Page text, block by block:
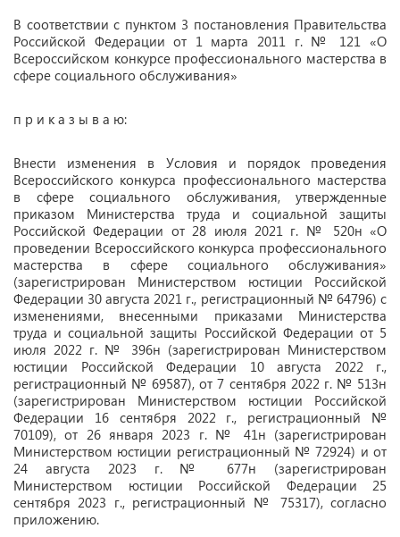
В соответствии с пунктом 3 постановления Правительства
Российской Федерации от 1 марта 2011 г. № 121 «О
Всероссийском конкурсе профессионального мастерства в
сфере социального обслуживания»
п р и к а з ы в а ю:
Внести изменения в Условия и порядок проведения
Всероссийского конкурса профессионального мастерства
в сфере социального обслуживания, утвержденные
приказом Министерства труда и социальной защиты
Российской Федерации от 28 июля 2021 г. № 520н «О
проведении Всероссийского конкурса профессионального
мастерства в сфере социального обслуживания»
(зарегистрирован Министерством юстиции Российской
Федерации 30 августа 2021 г., регистрационный № 64796) с
изменениями, внесенными приказами Министерства
труда и социальной защиты Российской Федерации от 5
июля 2022 г. № 396н (зарегистрирован Министерством
юстиции Российской Федерации 10 августа 2022 г.,
регистрационный № 69587), от 7 сентября 2022 г. № 513н
(зарегистрирован Министерством юстиции Российской
Федерации 16 сентября 2022 г., регистрационный №
70109), от 26 января 2023 г. № 41н (зарегистрирован
Министерством юстиции регистрационный № 72924) и от
24 августа 2023 г. № 677н (зарегистрирован
Министерством юстиции Российской Федерации 25
сентября 2023 г., регистрационный № 75317), согласно
приложению.